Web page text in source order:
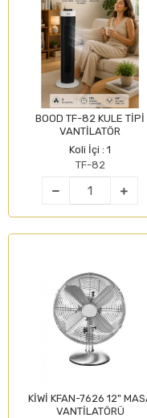
BOOD TF-82 KULE TİPİ
VANTİLATÖR
Koli İçi : 1
TF-82
KİWİ KFAN-7626 12"
VANTİLATÖRÜ